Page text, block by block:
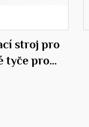
stroj pro
tyče pro